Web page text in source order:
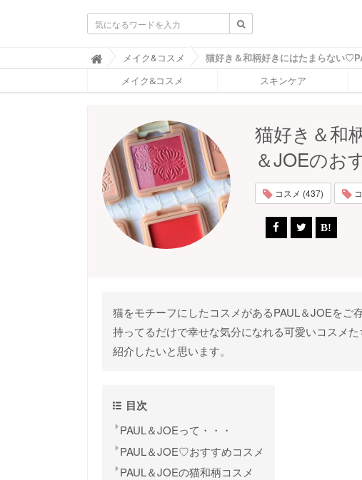
ふ
ぉ
ち
O
R
T
U
N
メイク&コスメ
メイク&コスメ スキンケア
猫好き＆和
＆JOEのお
コスメ (437)
猫をモチーフにしたコスメがあるPAUL＆JOEをご
持ってるだけで幸せな気分になれる可愛いコスメ
紹介したいと思います。
目次
PAUL＆JOEって・・・
PAUL＆JOE♡おすすめコスメ
PAUL＆JOEの猫和柄コスメ